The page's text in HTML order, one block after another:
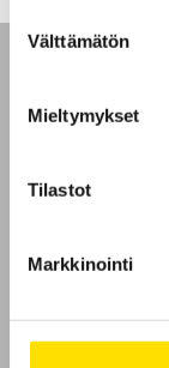
valinta
Välttämätön
Mieltymykset
Tilastot
Markkinointi